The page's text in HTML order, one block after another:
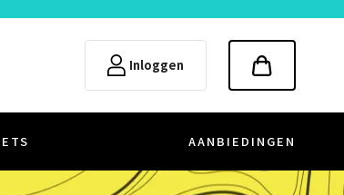
Inloggen
AANBIEDINGEN